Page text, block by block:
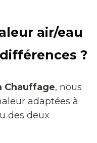
air/eau
?
Chauffage, nous
adaptées à
des deux